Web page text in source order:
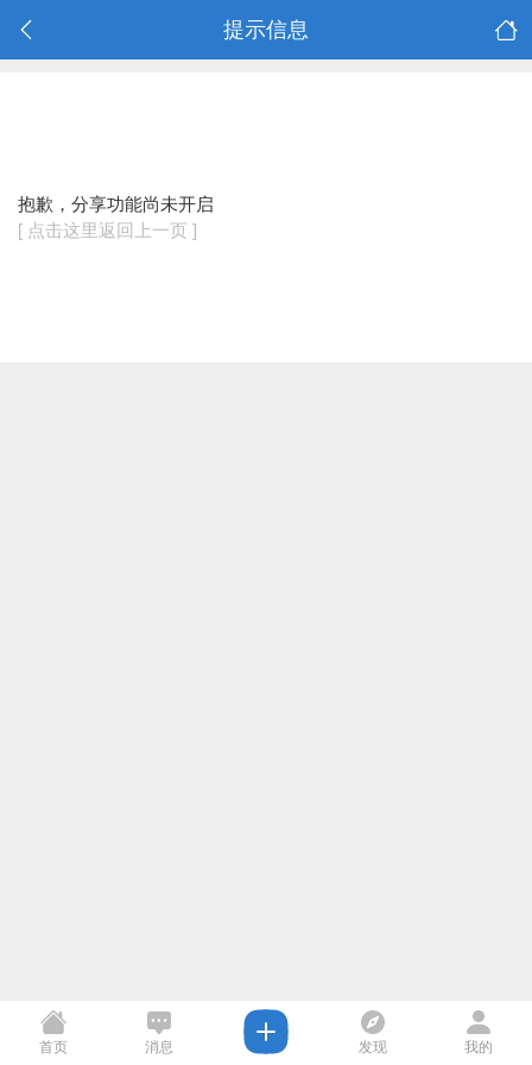
提示信息
抱歉，分享功能尚未开启
[ 点击这里返回上一页 ]
首页 消息 发现 我的